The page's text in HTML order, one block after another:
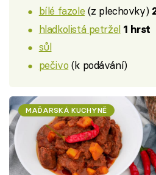
bílé fazole (z plechovky)
hladkolistá petržel 1 hrst
sůl
pečivo (k podávání)
MAĎARSKÁ KUCHYNĚ